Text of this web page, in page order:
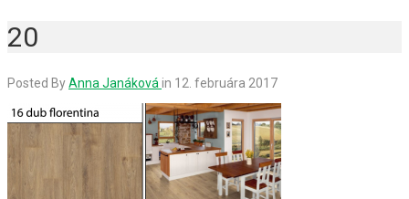
20
Posted ByAnna Janákováin 12. februára 2017